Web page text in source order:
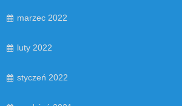
marzec 2022
luty 2022
styczeń 2022